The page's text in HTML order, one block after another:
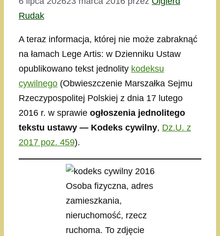
Rudak
A teraz informacja, której nie może zabraknąć
na łamach Lege Artis: w Dzienniku Ustaw
opublikowano tekst jednolity kodeksu
cywilnego (Obwieszczenie Marszałka Sejmu
Rzeczypospolitej Polskiej z dnia 17 lutego
2016 r. w sprawie ogłoszenia jednolitego
tekstu ustawy — Kodeks cywilny, Dz.U. z
2017 poz. 459).
Osoba fizyczna, adres
zamieszkania,
nieruchomość, rzecz
ruchoma. To zdjęcie